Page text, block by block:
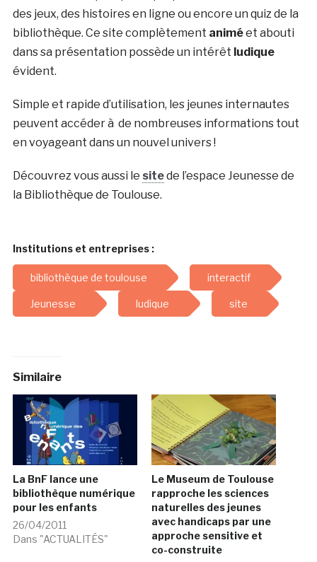
des jeux, des histoires en ligne ou encore un quiz de la
bibliothèque. Ce site complètement animéet abouti
dans sa présentation possède un intérêt ludique
évident.
Simple et rapide d’utilisation, les jeunes internautes
peuvent accéder à de nombreuses informations tout
en voyageant dans un nouvel univers !
Découvrez vous aussi le sitede l’espace Jeunesse de
la Bibliothèque de Toulouse.
Institutions et entreprises :
bibliothèque de toulouse interactif
Jeunesse ludique site
Similaire
La BnF lance une
bibliothèque numérique
pour les enfants
26/04/2011
Dans "ACTUALITÉS"
Le Museum de Toulouse
rapproche les sciences
naturelles des jeunes
avec handicaps par une
approche sensitive et
co-construite